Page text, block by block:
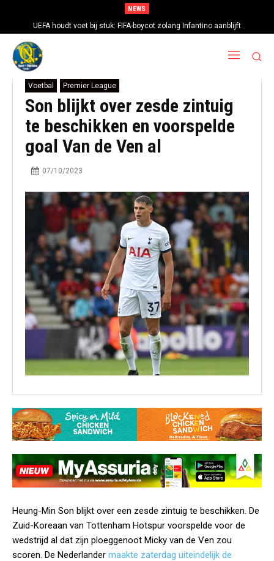
NEWS
UEFA houdt voet bij stuk: FIFA-boycot zolang Infantino aanblijft
Voetbal Premier League
Son blijkt over zesde zintuig
te beschikken en voorspelde
goal Van de Ven al
07/10/2023
Heung-Min Son blijkt over een zesde zintuig te beschikken. De
Zuid-Koreaan van Tottenham Hotspur voorspelde voor de
wedstrijd al dat zijn ploeggenoot Micky van de Ven zou
scoren. De Nederlander maakte zaterdag uiteindelijk de